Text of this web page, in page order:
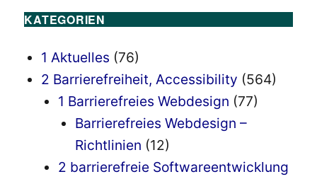
KATEGORIEN
1 Aktuelles (76)
2 Barrierefreiheit, Accessibility (564)
1 Barrierefreies Webdesign (77)
Barrierefreies Webdesign –
Richtlinien (12)
2 barrierefreie Softwareentwicklung